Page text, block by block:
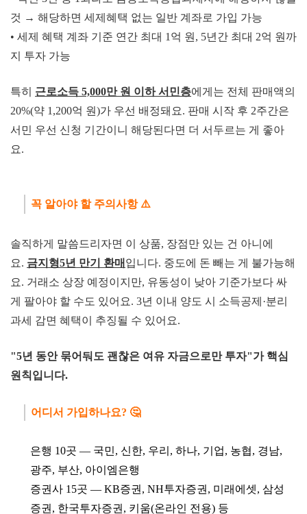
것 → 해당하면 세제혜택 없는 일반 계좌로 가입 가능
• 세제 혜택 계좌 기준 연간 최대 1억 원, 5년간 최대 2억 원까
지 투자 가능
특히 근로소득 5,000만 원 이 하 서민층에게는 전체 판매액의
20%(약 1,200억 원)가 우선 배정돼요. 판매 시작 후 2주간은
서민 우선 신청 기간이니 해당된다면 더 서두르는 게 좋아
요.
꼭 알아야 할 주의 사항 ⚠️
솔직하게 말씀드리자면 이 상품, 장점만 있는 건 아니에
요. 금지형5년 만기 환매 입니다. 중도에 돈 빼는 게 불가능해
요. 거래소 상장 예정이지만, 유동성이 낮아 기준가보다 싸
게 팔아야 할 수도 있어요. 3년 이내 양도 시 소득공제·분리
과세 감면 혜택이 추징될 수 있어요.
"5년 동안 묶어둬도 괜찮은 여유 자금으로만투자"가 핵심
원칙입니다.
어디서 가입하나요? 🤔
은행 10곳 — 국민, 신한, 우리, 하나, 기업, 농협, 경남,
광주, 부산, 아이엠은행
증권사 15곳 — KB증권, NH투자증권, 미래에셋, 삼성
증권, 한국투자증권, 키움(온라인 전용) 등